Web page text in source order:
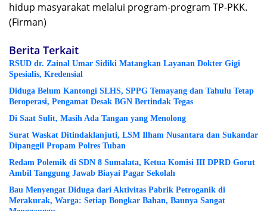
hidup masyarakat melalui program-program TP-PKK.
(Firman)
Berita Terkait
RSUD dr. Zainal Umar Sidiki Matangkan Layanan Dokter Gigi
Spesialis, Kredensial
Diduga Belum Kantongi SLHS, SPPG Temayang dan Tahulu Tetap
Beroperasi, Pengamat Desak BGN Bertindak Tegas
Di Saat Sulit, Masih Ada Tangan yang Menolong
Surat Waskat Ditindaklanjuti, LSM Ilham Nusantara dan Sukandar
Dipanggil Propam Polres Tuban
Redam Polemik di SDN 8 Sumalata, Ketua Komisi III DPRD Gorut
Ambil Tanggung Jawab Biayai Pagar Sekolah
Bau Menyengat Diduga dari Aktivitas Pabrik Petroganik di
Merakurak, Warga: Setiap Bongkar Bahan, Baunya Sangat